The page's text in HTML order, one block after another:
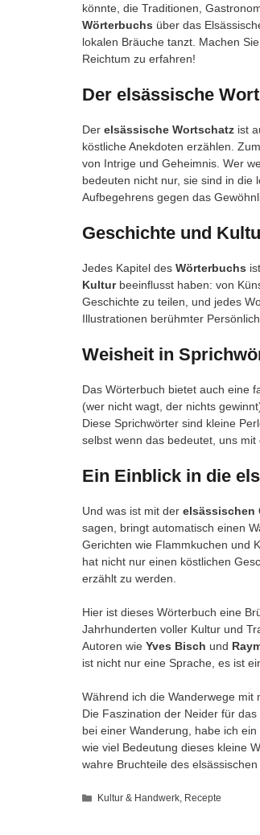
könnte, die Traditionen,
Wörterbuchs über das
lokalen Bräuche tanzt. Machen
Reichtum zu erfahren!
Der elsässische
Der elsässische Wortschatz ist
köstliche Anekdoten erzählen.
von Intrige und Geheimnis. Wer
bedeuten nicht nur, sie sind in die
Aufbegehrens gegen das
Geschichte und
Jedes Kapitel des Wörterbuchs
Kulturbeeinflusst haben: von
Geschichte zu teilen, und jedes
Illustrationen berühmter
Weisheit in
Das Wörterbuch bietet auch eine
(wer nicht wagt, der nichts
Diese Sprichwörter sind kleine
selbst wenn das bedeutet, uns
Ein Einblick in die
Und was ist mit der elsässischen
sagen, bringt automatisch einen
Gerichten wie Flammkuchen und
hat nicht nur einen köstlichen
erzählt zu werden.
Hier ist dieses Wörterbuch eine
Jahrhunderten voller Kultur und
Autoren wie Yves Bisch und
ist nicht nur eine Sprache, es ist
Während ich die Wanderwege mit
Die Faszination der Neider für
bei einer Wanderung, habe ich ein
wie viel Bedeutung dieses kleine
wahre Bruchteile des
Kategorien
Kultur & Handwerk, Recepte